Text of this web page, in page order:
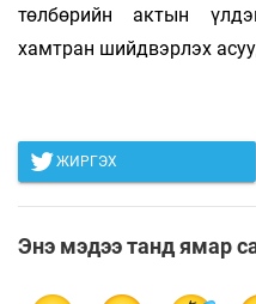
төлбөрийн актын
хамтран шийдвэрлэх
ЖИРГЭХ
Энэ мэдээ танд ямар